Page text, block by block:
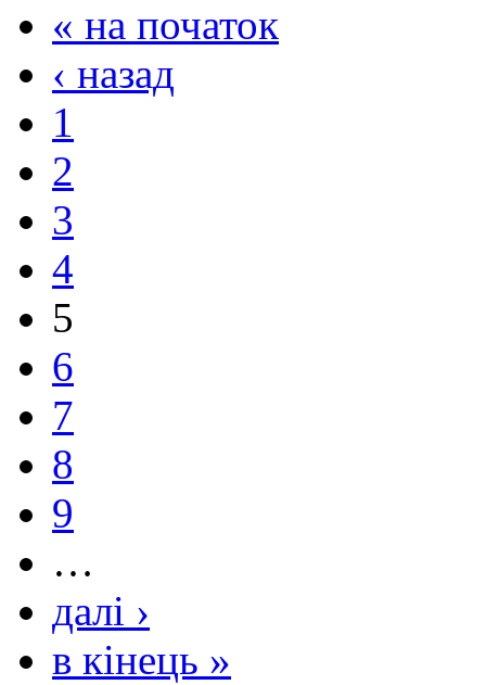
« на початок
‹ назад
1
2
3
4
5
6
7
8
9
…
далі ›
в кінець »